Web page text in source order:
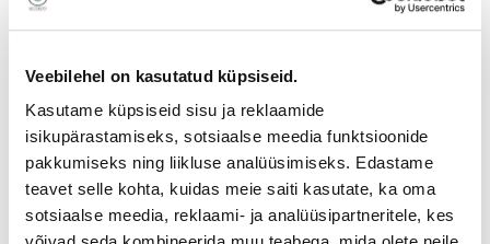
Veebilehel on kasutatud küpsiseid.
Kasutame küpsiseid sisu ja reklaamide
isikupärastamiseks, sotsiaalse meedia funktsioonide
pakkumiseks ning liikluse analüüsimiseks. Edastame
teavet selle kohta, kuidas meie saiti kasutate, ka oma
sotsiaalse meedia, reklaami- ja analüüsipartneritele, kes
Samsung SSD 870 EVO 4TB MZ-
77E4T0
1321627
MZ-77E4T0B/EU